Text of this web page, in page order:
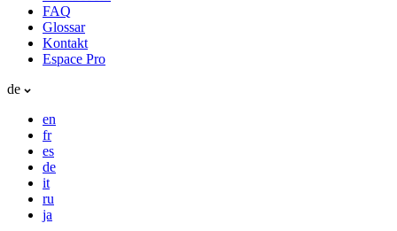
FAQ
Glossar
Kontakt
Espace Pro
de
en
fr
es
de
it
ru
ja